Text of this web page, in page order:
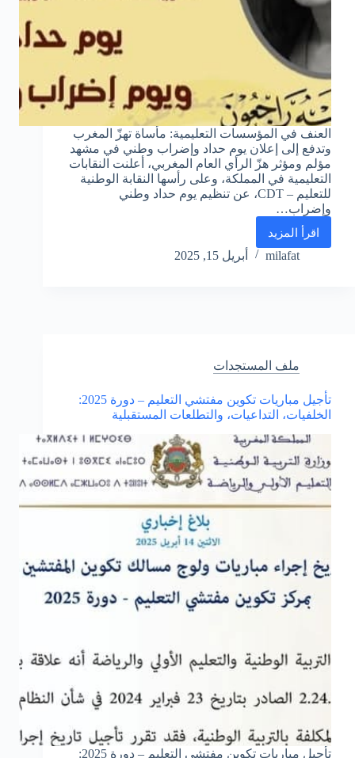
العنف في المؤسسات التعليمية: مأساة تهزّ المغرب
وتدفع إلى إعلان يوم حداد وإضراب وطني في مشهد
مؤلم ومؤثر هزّ الرأي العام المغربي، أعلنت النقابات
التعليمية في المملكة، وعلى رأسها النقابة الوطنية
للتعليم – CDT، عن تنظيم يوم حداد وطني
وإضراب…
اقرأ المزيد
العنف
في
إلى
إعلان
حداد
وإضراب
وطني
milafat أبريل 15, 2025
ملف المستجدات
تأجيل مباريات تكوين مفتشي التعليم – دورة 2025:
الخلفيات، التداعيات، والتطلعات المستقبلية
تأجيل مباريات تكوين مفتشي التعليم – دورة 2025: